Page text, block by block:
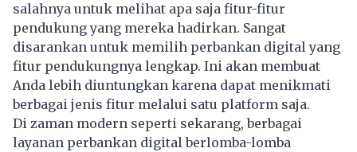
salahnya untuk melihat apa saja fitur-fitur
pendukung yang mereka hadirkan. Sangat
disarankan untuk memilih perbankan digital yang
fitur pendukungnya lengkap. Ini akan membuat
Anda lebih diuntungkan karena dapat menikmati
berbagai jenis fitur melalui satu platform saja.
Di zaman modern seperti sekarang, berbagai
layanan perbankan digital berlomba-lomba